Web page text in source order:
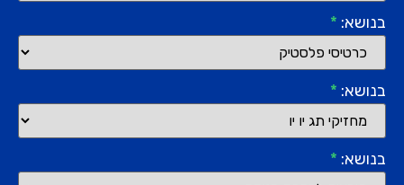
בנושא: *
בנושא: *
בנושא: *